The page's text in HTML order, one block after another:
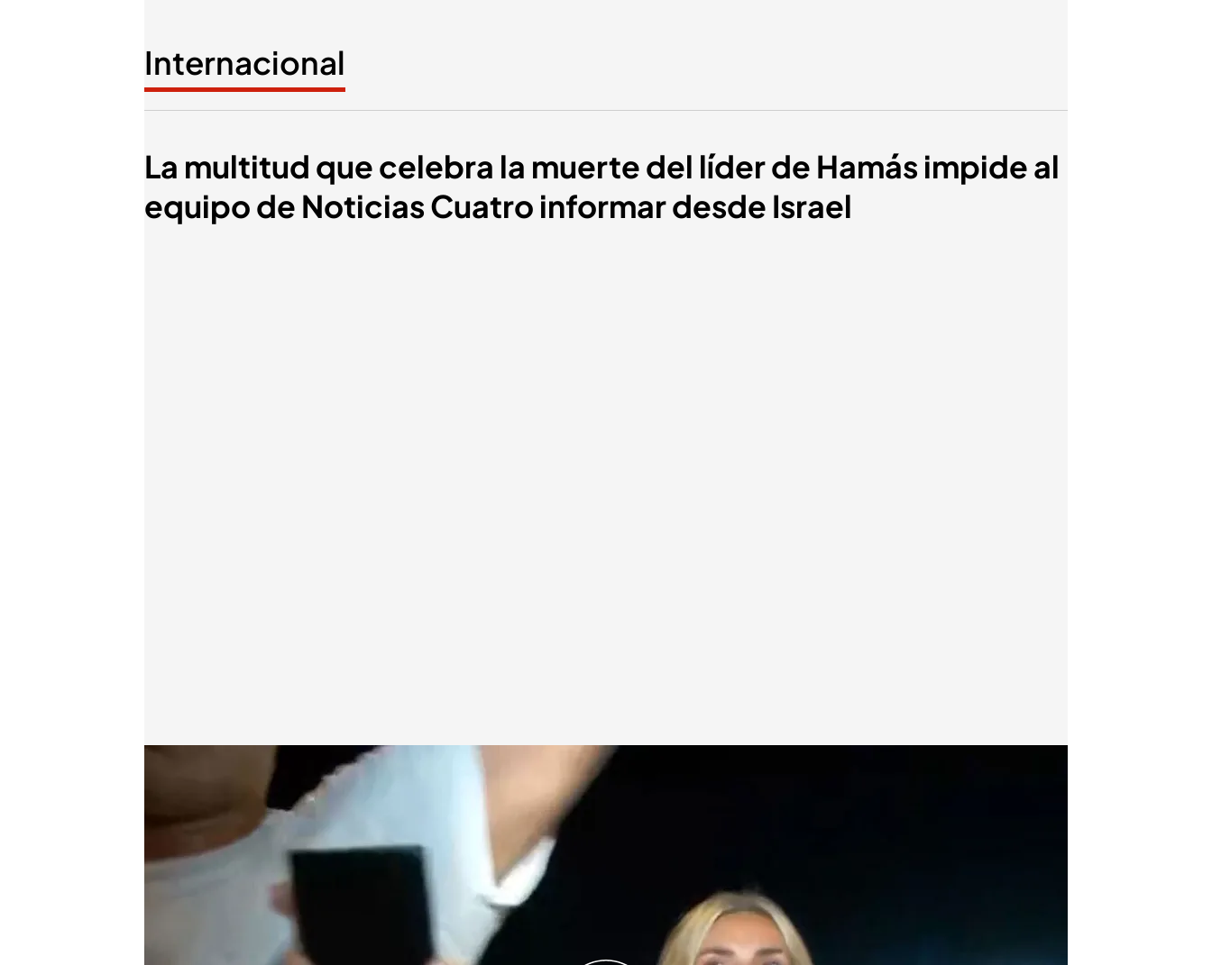
Internacional
La multitud que celebra la muerte del líder de Hamás impide al
equipo de Noticias Cuatro informar desde Israel
Impiden al equipo de Noticias Cuatro informar desde Israel
Redacción digital Noticias Cuatro
17 OCT 2024 - 21:44h.
La multitud estaba celebrando esta gran victoria para Israel y han
obstaculizado el trabajo de la reportera
El directo ha sido cortado dada la dificultad de escuchar a la reportera
rodeada de varias personas